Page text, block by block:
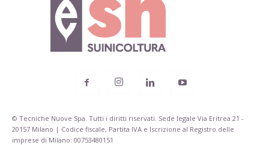
© Tecniche Nuove Spa. Tutti i diritti riservati. Sede legale Via Eritrea 21 -
20157 Milano | Codice fiscale, Partita IVA e Iscrizione al Registro delle
imprese di Milano: 00753480151